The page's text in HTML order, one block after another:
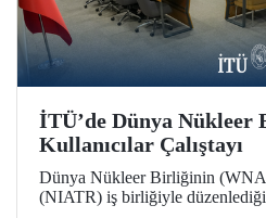
İTÜ’de Dünya Nükleer
Kullanıcılar Çalıştayı
Dünya Nükleer Birliğinin
(NIATR) iş birliğiyle